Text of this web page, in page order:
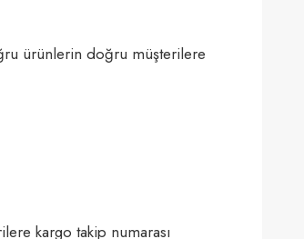
ürünlerin doğru müşterilere
kargo takip numarası